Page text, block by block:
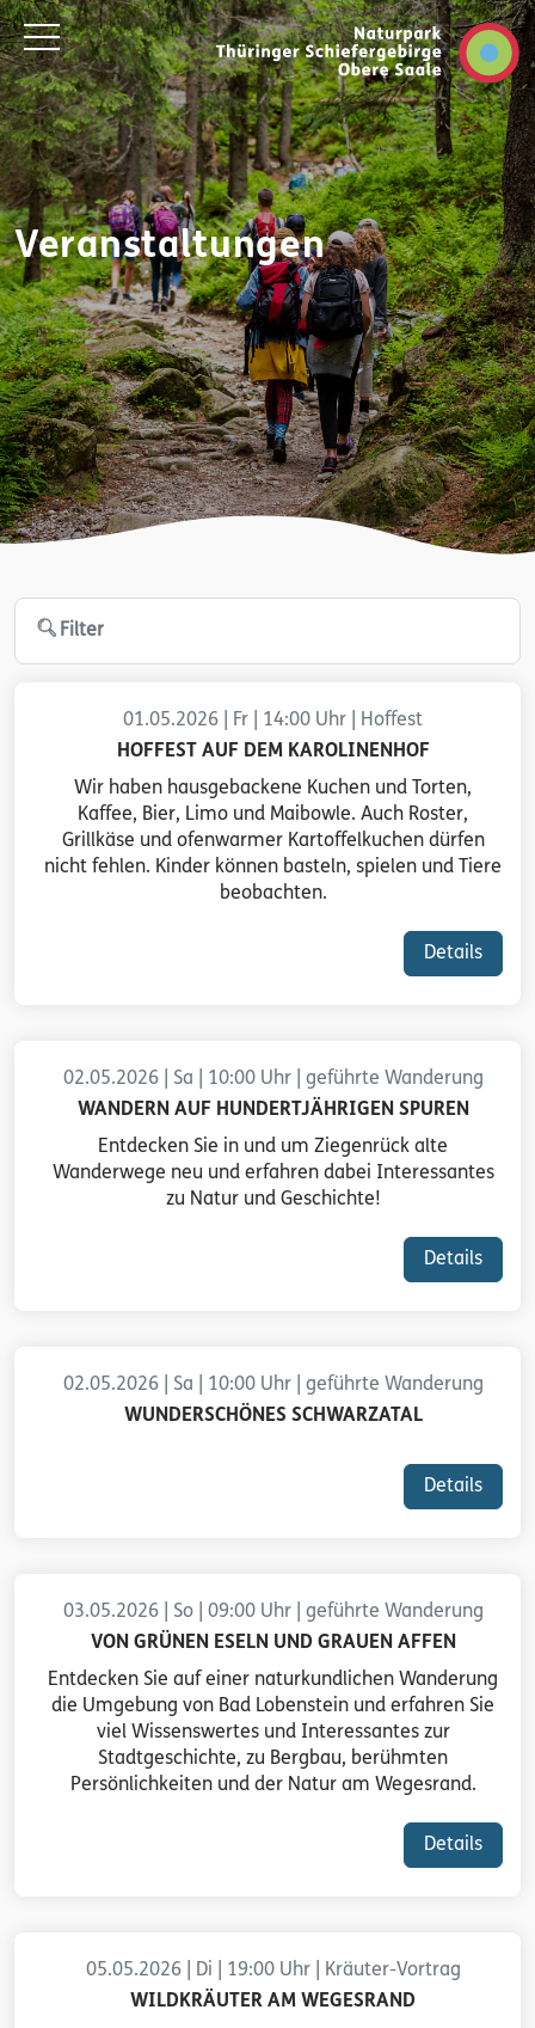
Veranstaltungen
Filter
01.05.2026 | Fr | 14:00 Uhr | Hoffest
HOFFEST AUF DEM KAROLINENHOF
Wir haben hausgebackene Kuchen und Torten,
Kaffee, Bier, Limo und Maibowle. Auch Roster,
Grillkäse und ofenwarmer Kartoffelkuchen dürfen
nicht fehlen. Kinder können basteln, spielen und Tiere
beobachten.
Details
02.05.2026 | Sa | 10:00 Uhr | geführte Wanderung
WANDERN AUF HUNDERTJÄHRIGEN SPUREN
Entdecken Sie in und um Ziegenrück alte
Wanderwege neu und erfahren dabei Interessantes
zu Natur und Geschichte!
Details
02.05.2026 | Sa | 10:00 Uhr | geführte Wanderung
WUNDERSCHÖNES SCHWARZATAL
Details
03.05.2026 | So | 09:00 Uhr | geführte Wanderung
VON GRÜNEN ESELN UND GRAUEN AFFEN
Entdecken Sie auf einer naturkundlichen Wanderung
die Umgebung von Bad Lobenstein und erfahren Sie
viel Wissenswertes und Interessantes zur
Stadtgeschichte, zu Bergbau, berühmten
Persönlichkeiten und der Natur am Wegesrand.
Details
05.05.2026 | Di | 19:00 Uhr | Kräuter-Vortrag
WILDKRÄUTER AM WEGESRAND